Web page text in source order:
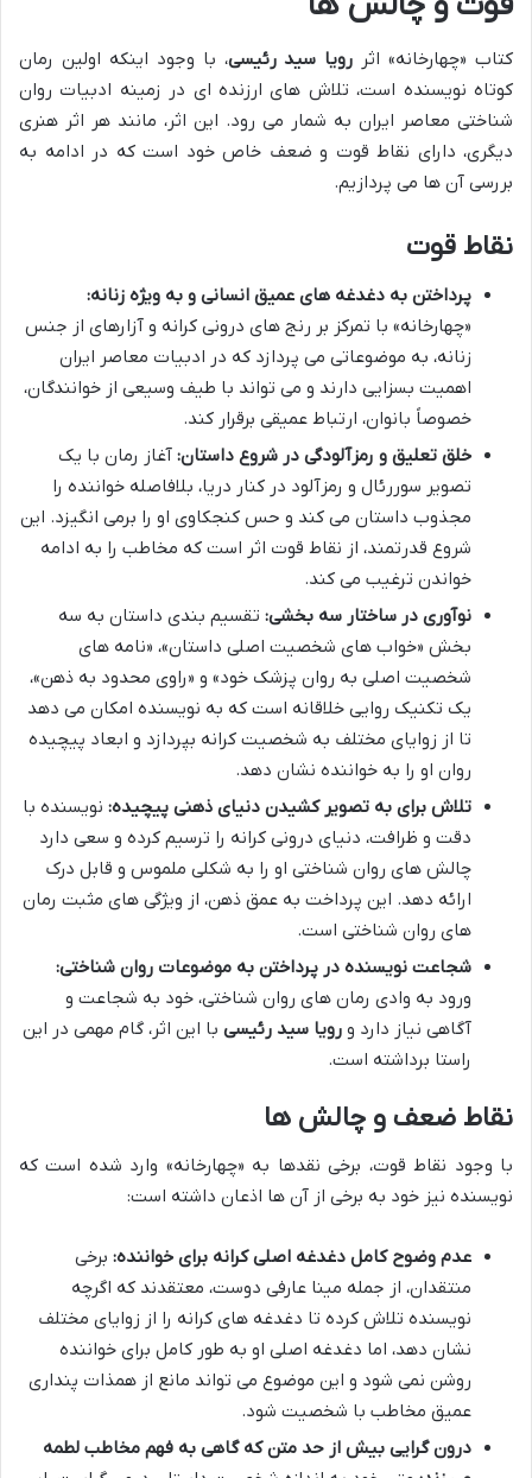
کتاب «چهارخانه» اثر رویا سید رئیسی، با وجود اینکه اولین رمان
کوتاه نویسنده است، تلاش های ارزنده ای در زمینه ادبیات روان
شناختی معاصر ایران به شمار می رود. این اثر، مانند هر اثر هنری
دیگری، دارای نقاط قوت و ضعف خاص خود است که در ادامه به
بررسی آن ها می پردازیم.
نقاط قوت
پرداختن به دغدغه های عمیق انسانی و به ویژه زنانه:
«چهارخانه» با تمرکز بر رنج های درونی کرانه و آزارهای از جنس
زنانه، به موضوعاتی می پردازد که در ادبیات معاصر ایران
اهمیت بسزایی دارند و می تواند با طیف وسیعی از خوانندگان،
خصوصاً بانوان، ارتباط عمیقی برقرار کند.
خلق تعلیق و رمزآلودگی در شروع داستان: آغاز رمان با یک
تصویر سوررئال و رمزآلود در کنار دریا، بلافاصله خواننده را
مجذوب داستان می کند و حس کنجکاوی او را برمی انگیزد. این
شروع قدرتمند، از نقاط قوت اثر است که مخاطب را به ادامه
خواندن ترغیب می کند.
نوآوری در ساختار سه بخشی: تقسیم بندی داستان به سه
بخش «خواب های شخصیت اصلی داستان»، «نامه های
شخصیت اصلی به روان پزشک خود» و «راوی محدود به ذهن»،
یک تکنیک روایی خلاقانه است که به نویسنده امکان می دهد
تا از زوایای مختلف به شخصیت کرانه بپردازد و ابعاد پیچیده
روان او را به خواننده نشان دهد.
تلاش برای به تصویر کشیدن دنیای ذهنی پیچیده: نویسنده با
دقت و ظرافت، دنیای درونی کرانه را ترسیم کرده و سعی دارد
چالش های روان شناختی او را به شکلی ملموس و قابل درک
ارائه دهد. این پرداخت به عمق ذهن، از ویژگی های مثبت رمان
های روان شناختی است.
شجاعت نویسنده در پرداختن به موضوعات روان شناختی:
ورود به وادی رمان های روان شناختی، خود به شجاعت و
آگاهی نیاز دارد و رویا سید رئیسی با این اثر، گام مهمی در این
راستا برداشته است.
نقاط ضعف و چالش ها
با وجود نقاط قوت، برخی نقدها به «چهارخانه» وارد شده است که
نویسنده نیز خود به برخی از آن ها اذعان داشته است:
عدم وضوح کامل دغدغه اصلی کرانه برای خواننده: برخی
منتقدان، از جمله مینا عارفی دوست، معتقدند که اگرچه
نویسنده تلاش کرده تا دغدغه های کرانه را از زوایای مختلف
نشان دهد، اما دغدغه اصلی او به طور کامل برای خواننده
روشن نمی شود و این موضوع می تواند مانع از همذات پنداری
عمیق مخاطب با شخصیت شود.
درون گرایی بیش از حد متن که گاهی به فهم مخاطب لطمه